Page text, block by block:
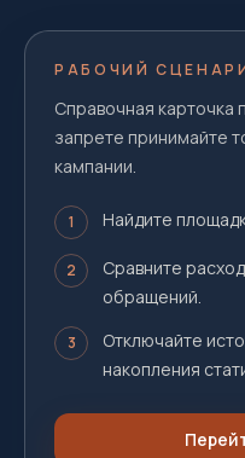
РАБОЧИЙ
Справочная карточка
запрете принимайте
кампании.
1 Найдите
2
Сравните
обращений.
3
Отключайте
накопления